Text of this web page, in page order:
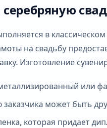
в
на свадьбу
Изготовление
или
может быть
которая придает